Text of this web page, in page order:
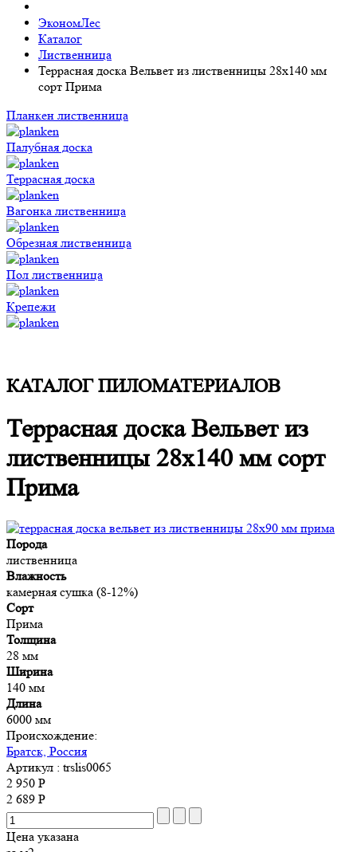
ЭкономЛес
Каталог
Лиственница
Террасная доска Вельвет из лиственницы 28x140 мм
сорт Прима
Планкен лиственница
Палубная доска
Террасная доска
Вагонка лиственница
Обрезная лиственница
Пол лиственница
Крепежи
КАТАЛОГ ПИЛОМАТЕРИАЛОВ
Террасная доска Вельвет из
лиственницы 28x140 мм сорт
Прима
Порода
лиственница
Влажность
камерная сушка (8-12%)
Сорт
Прима
Толщина
28 мм
Ширина
140 мм
Длина
6000 мм
Происхождение:
Братск, Россия
Артикул : trslis0065
2 950 Р
2 689 Р
Цена указана